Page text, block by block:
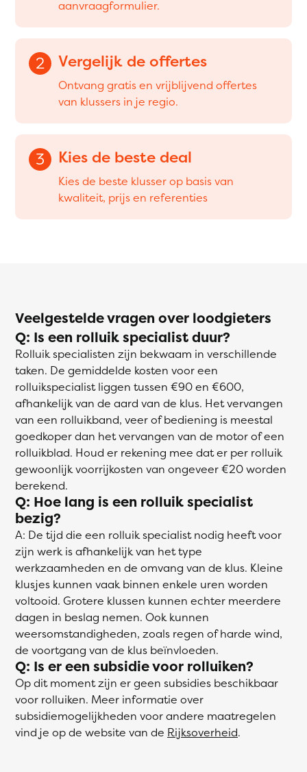
aanvraagformulier.
2 Vergelijk de offertes
Ontvang gratis en vrijblijvend offertes
van klussers in je regio.
3 Kies de beste deal
Kies de beste klusser op basis van
kwaliteit, prijs en referenties
Veelgestelde vragen over loodgieters
Q: Is een rolluik specialist duur?
Rolluik specialisten zijn bekwaam in verschillende
taken. De gemiddelde kosten voor een
rolluikspecialist liggen tussen €90 en €600,
afhankelijk van de aard van de klus. Het vervangen
van een rolluikband, veer of bediening is meestal
goedkoper dan het vervangen van de motor of een
rolluikblad. Houd er rekening mee dat er per rolluik
gewoonlijk voorrijkosten van ongeveer €20 worden
berekend.
Q: Hoe lang is een rolluik specialist
bezig?
A: De tijd die een rolluik specialist nodig heeft voor
zijn werk is afhankelijk van het type
werkzaamheden en de omvang van de klus. Kleine
klusjes kunnen vaak binnen enkele uren worden
voltooid. Grotere klussen kunnen echter meerdere
dagen in beslag nemen. Ook kunnen
weersomstandigheden, zoals regen of harde wind,
de voortgang van de klus beïnvloeden.
Q: Is er een subsidie voor rolluiken?
Op dit moment zijn er geen subsidies beschikbaar
voor rolluiken. Meer informatie over
subsidiemogelijkheden voor andere maatregelen
vind je op de website van de Rijksoverheid.